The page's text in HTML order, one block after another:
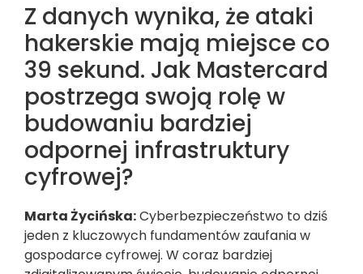
Z danych wynika, że ataki
hakerskie mają miejsce co
39 sekund. Jak Mastercard
postrzega swoją rolę w
budowaniu bardziej
odpornej infrastruktury
cyfrowej?
Marta Życińska:Cyberbezpieczeństwo to dziś
jeden z kluczowych fundamentów zaufania w
gospodarce cyfrowej. W coraz bardziej